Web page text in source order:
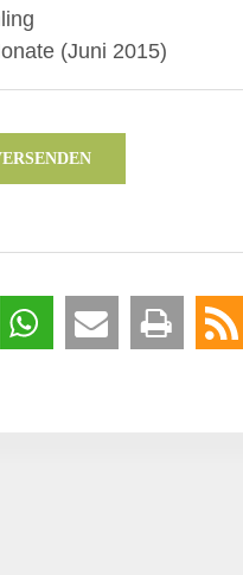
(Juni 2015)